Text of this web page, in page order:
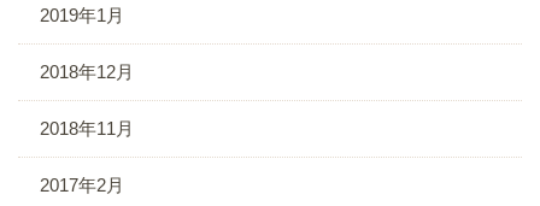
2019年1月
2018年12月
2018年11月
2017年2月